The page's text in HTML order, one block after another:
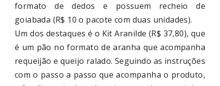
formato de dedos e possuem recheio de
goiabada (R$ 10 o pacote com duas unidades).
Um dos destaques é o Kit Aranilde (R$ 37,80), que
é um pão no formato de aranha que acompanha
requeijão e queijo ralado. Seguindo as instruções
com o passo a passo que acompanha o produto,